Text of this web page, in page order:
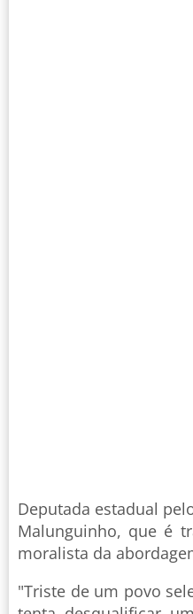
Deputada estadual
Malunguinho, que é
moralista da
"Triste de um povo